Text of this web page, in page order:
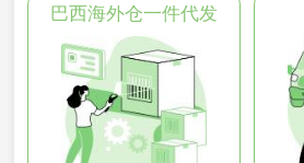
巴西海外仓一件代发